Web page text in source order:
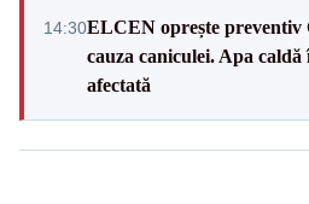
14:30ELCEN oprește preventiv
cauza caniculei. Apa
afectată